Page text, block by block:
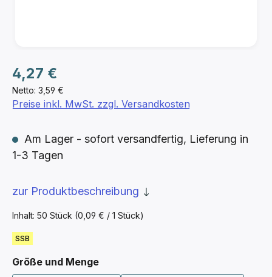
Netto: 3,59 €
Regulärer Preis:
4,27 €
Inhalt: 50 Stück (0,09 € / 1 Stück)
Preise inkl. MwSt. zzgl. Versandkosten
Am Lager - sofort versandfertig, Lieferung in
1-3 Tagen
SSB
zur Produktbeschreibung
Größe und Mengeauswählen